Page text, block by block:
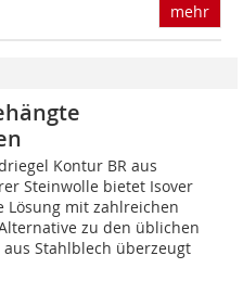
mehr
Kontur BR aus
Steinwolle bietet Isover
Lösung mit zahlreichen
zu den üblichen
Stahlblech überzeugt